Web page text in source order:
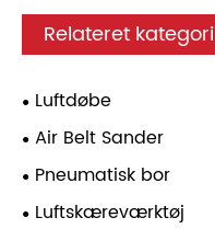
Relateret kategori
Luftdøbe
Air Belt Sander
Pneumatisk bor
Luftskæreværktøj